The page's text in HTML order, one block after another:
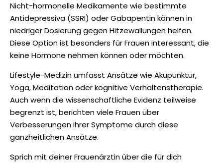
Nicht-hormonelle Medikamente wie bestimmte
Antidepressiva (SSRI) oder Gabapentin können in
niedriger Dosierung gegen Hitzewallungen helfen.
Diese Option ist besonders für Frauen interessant, die
keine Hormone nehmen können oder möchten.
Lifestyle-Medizin umfasst Ansätze wie Akupunktur,
Yoga, Meditation oder kognitive Verhaltenstherapie.
Auch wenn die wissenschaftliche Evidenz teilweise
begrenzt ist, berichten viele Frauen über
Verbesserungen ihrer Symptome durch diese
ganzheitlichen Ansätze.
Sprich mit deiner Frauenärztin über die für dich